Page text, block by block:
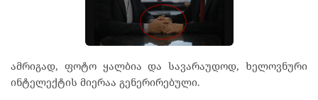
ამრიგად, ფოტო ყალბია და სავარაუდოდ, ხელოვნური
ინტელექტის მიერაა გენერირებული.